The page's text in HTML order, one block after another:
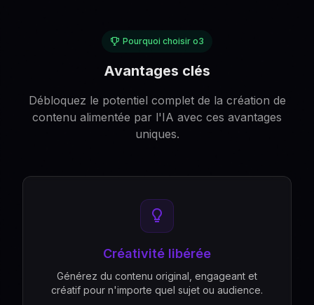
Pourquoi choisir o3
Avantages clés
Débloquez le potentiel complet de la création de
contenu alimentée par l'IA avec ces avantages
uniques.
Créativité libérée
Générez du contenu original, engageant et
créatif pour n'importe quel sujet ou audience.